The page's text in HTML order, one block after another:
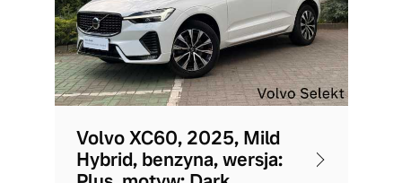
Volvo XC60, 2025, Mild
Hybrid, benzyna, wersja: